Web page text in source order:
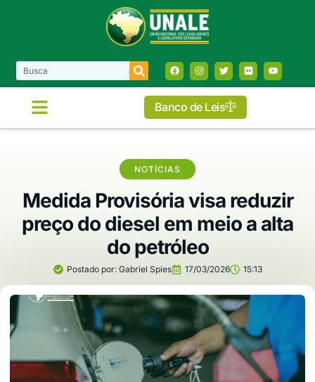
Banco de Leis
NOTÍCIAS
Medida Provisória visa reduzir
preço do diesel em meio a alta
do petróleo
Postado por:Gabriel Spies 17/03/2026 15:13